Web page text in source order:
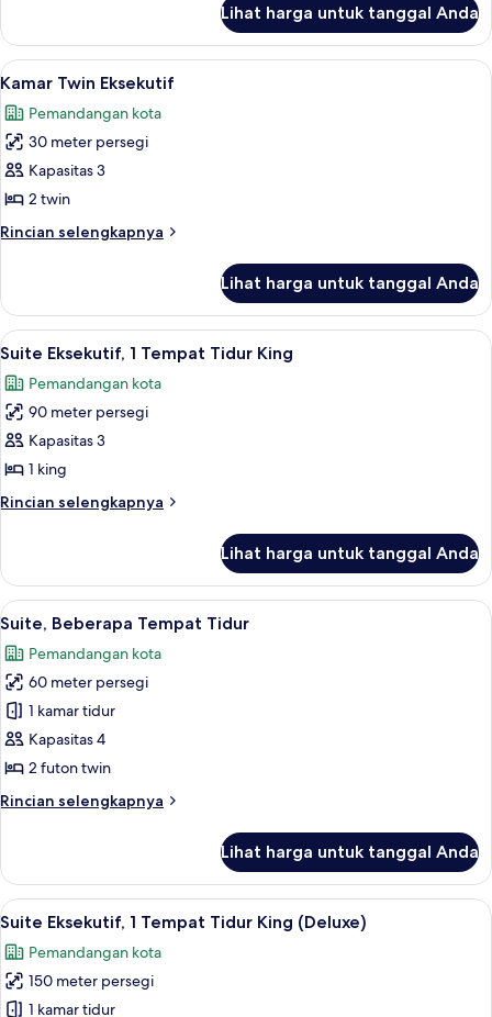
King
Kamar
Eksekutif,
1
Tidur
King
Lihat harga untuk tanggal Anda
Lihat
semua
foto
untuk
Kamar
Twin
Eksekutif
Selimut bulu angsa, brankas, meja
13
Kamar Twin Eksekutif
Pemandangan kota
30 meter persegi
Kapasitas 3
2 twin
Rincian selengkapnya
Rincian
Kamar
Twin
Eksekutif
Lihat harga untuk tanggal Anda
Lihat
semua
foto
untuk
Suite
Eksekutif,
1
Tempat
King
Suite Eksekutif, 1 Tempat Tidur King
14
Suite Eksekutif, 1 Tempat Tidur King
Pemandangan kota
90 meter persegi
Kapasitas 3
1 king
Rincian selengkapnya
Rincian
Suite
Eksekutif,
1
Tidur
King
Lihat harga untuk tanggal Anda
Lihat
semua
foto
untuk
Suite,
Beberapa
Tempat
Suite, Beberapa Tempat Tidur |
12
Suite, Beberapa Tempat Tidur
Pemandangan kota
60 meter persegi
1 kamar tidur
Kapasitas 4
2 futon twin
Rincian selengkapnya
Rincian
Suite,
Beberapa
Tempat
Lihat harga untuk tanggal Anda
Lihat
semua
foto
untuk
Suite
Suite Eksekutif, 1 Tempat Tidur King
13
Suite Eksekutif, 1 Tempat Tidur King (Deluxe)
Pemandangan kota
150 meter persegi
1 kamar tidur